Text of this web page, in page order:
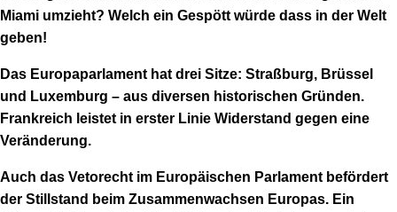
Miami umzieht? Welch ein Gespött würde dass in der Welt
geben!
Das Europaparlament hat drei Sitze: Straßburg, Brüssel
und Luxemburg – aus diversen historischen Gründen.
Frankreich leistet in erster Linie Widerstand gegen eine
Veränderung.
Auch das Vetorecht im Europäischen Parlament befördert
der Stillstand beim Zusammenwachsen Europas. Ein